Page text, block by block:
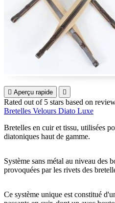
 Aperçu rapide 
Rated out of 5 stars based on
Bretelles Velours Diato Luxe
Bretelles en cuir et tissu, utilisées
diatoniques haut de gamme.
Système sans métal au niveau des
provoquées par les rivets des
Ce système unique est constitué